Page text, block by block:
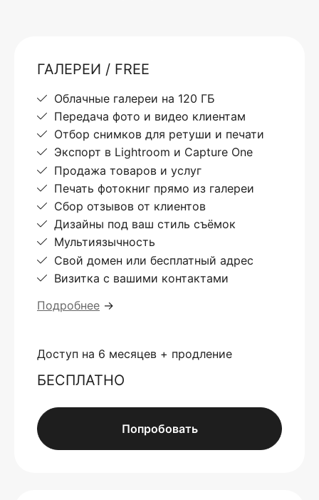
ГАЛЕРЕИ / FREE
Облачные галереи на 120 ГБ
Передача фото и видео клиентам
Отбор снимков для ретуши и печати
Экспорт в Lightroom и Capture One
Продажа товаров и услуг
Печать фотокниг прямо из галереи
Сбор отзывов от клиентов
Дизайны под ваш стиль съёмок
Мультиязычность
Свой домен или бесплатный адрес
Визитка с вашими контактами
Подробнее →
Доступ на 6 месяцев + продление
БЕСПЛАТНО
Попробовать